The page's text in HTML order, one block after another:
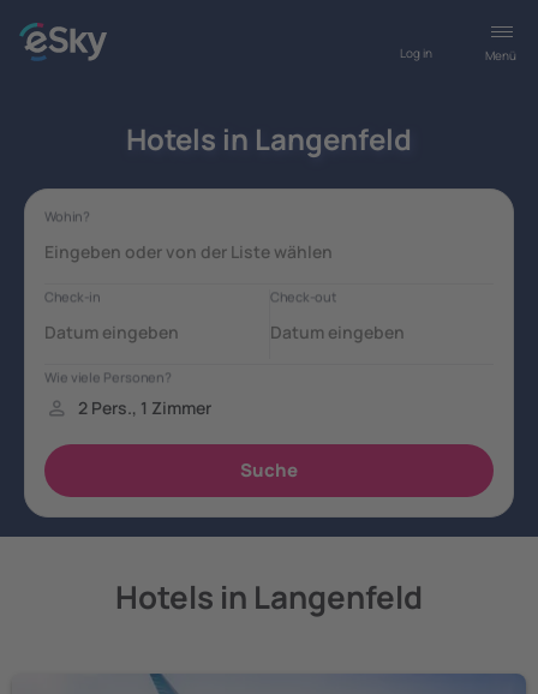
Menü
Log in
Hotels in Langenfeld
Hotels in Langenfeld